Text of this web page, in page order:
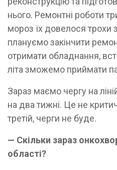
нього. Ремонтні роботи
мороз їх довелося трохи
плануємо закінчити
отримати обладнання,
літа зможемо приймати
Зараз маємо чергу на
на два тижні. Це не
третій, черги не буде.
— Скільки зараз
області?